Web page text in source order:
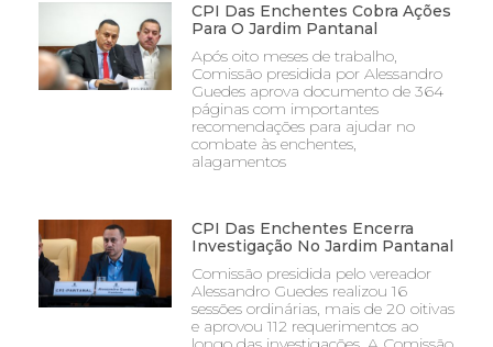
CPI Das Enchentes Cobra Ações
Para O Jardim Pantanal
Após oito meses de trabalho,
Comissão presidida por Alessandro
Guedes aprova documento de 364
páginas com importantes
recomendações para ajudar no
combate às enchentes,
alagamentos
CPI Das Enchentes Encerra
Investigação No Jardim Pantanal
Comissão presidida pelo vereador
Alessandro Guedes realizou 16
sessões ordinárias, mais de 20 oitivas
e aprovou 112 requerimentos ao